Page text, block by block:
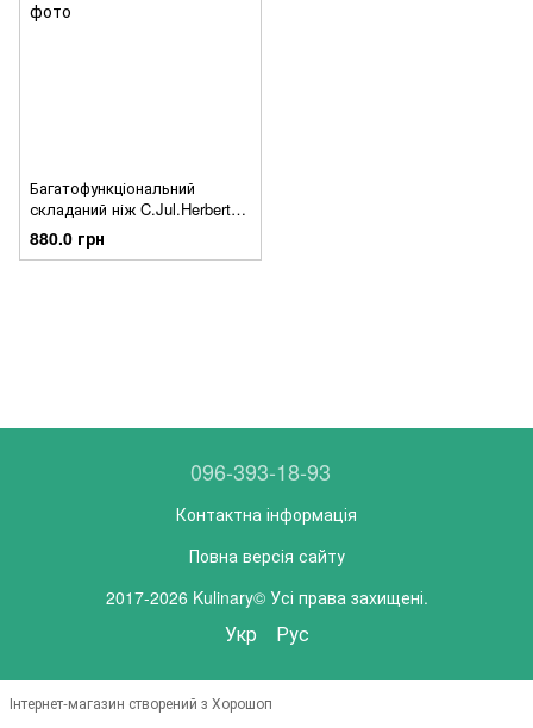
Багатофункціональний
складаний ніж C.Jul.Herbertz
AISI 420
880.0 грн
096-393-18-93
Контактна інформація
Повна версія сайту
2017-2026 Kulinary© Усі права захищені.
Укр Рус
Інтернет-магазин створений з Хорошоп